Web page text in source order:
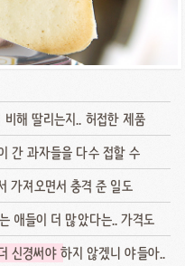
해 딸리는지.. 허접한 제품
간 과자들을 다수 접할 수
가져오면서 충격 준 일도
애들이 더 많았다는.. 가격도
신경써야하지 않겠니 야들아..